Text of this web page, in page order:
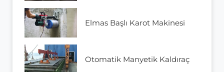
Elmas Başlı Karot Makinesi
Otomatik Manyetik Kaldıraç